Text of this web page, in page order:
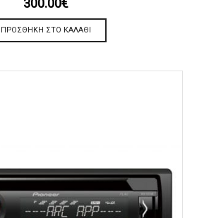
300.00€
ΠΡΟΣΘΉΚΗ ΣΤΟ ΚΑΛΆΘΙ